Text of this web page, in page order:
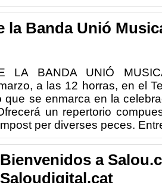
la Banda Unió
LA BANDA UNIÓ
a las 12 horras, en el
que se enmarca en la
un repertorio
per diverses peces.
Bienvenidos a
Saloudigital.cat